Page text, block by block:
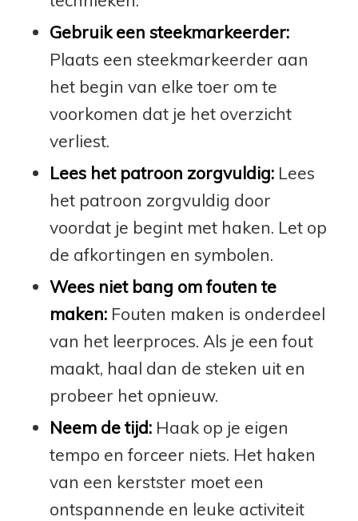
Gebruik een steekmarkeerder:
Plaats een steekmarkeerder aan
het begin van elke toer om te
voorkomen dat je het overzicht
verliest.
Lees het patroon zorgvuldig:Lees
het patroon zorgvuldig door
voordat je begint met haken. Let op
de afkortingen en symbolen.
Wees niet bang om fouten te
maken:Fouten maken is onderdeel
van het leerproces. Als je een fout
maakt, haal dan de steken uit en
probeer het opnieuw.
Neem de tijd:Haak op je eigen
tempo en forceer niets. Het haken
van een kerstster moet een
ontspannende en leuke activiteit